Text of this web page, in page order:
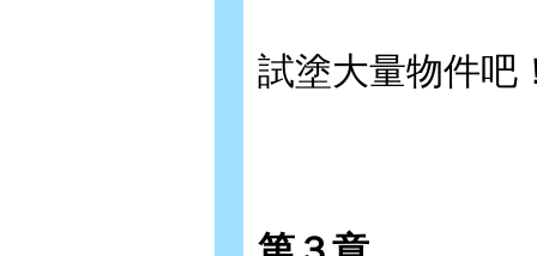
試塗大量物件吧